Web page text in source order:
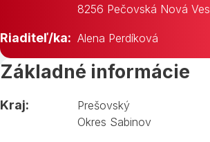
8256 Pečovská Nová Ves
Riaditeľ/ka: Alena Perdíková
Základné informácie
Kraj:
Prešovský
Okres Sabinov